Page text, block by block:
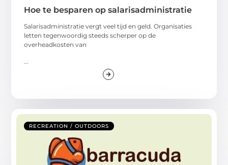
Hoe te besparen op salarisadministratie
Salarisadministratie vergt veel tijd en geld. Organisaties
letten tegenwoordig steeds scherper op de
overheadkosten van
RECREATION / OUTDOORS